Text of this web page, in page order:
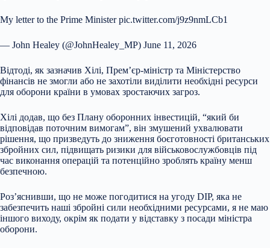
My letter to the Prime Minister pic.twitter.com/j9z9nmLCb1
— John Healey (@JohnHealey_MP) June 11, 2026
Відтоді, як зазначив Хілі, Прем’єр-міністр та Міністерство
фінансів не змогли або не захотіли виділити необхідні ресурси
для оборони країни в умовах зростаючих загроз.
Хілі додав, що без Плану оборонних інвестицій, “який би
відповідав поточним вимогам”, він змушений ухвалювати
рішення, що призведуть до зниження боєготовності британських
збройних сил, підвищать ризики для військовослужбовців під
час виконання операцій та потенційно зроблять країну менш
безпечною.
Роз’яснивши, що не може погодитися на угоду DIP, яка не
забезпечить наші збройні сили необхідними ресурсами, я не маю
іншого виходу, окрім як подати у відставку з посади міністра
оборони.